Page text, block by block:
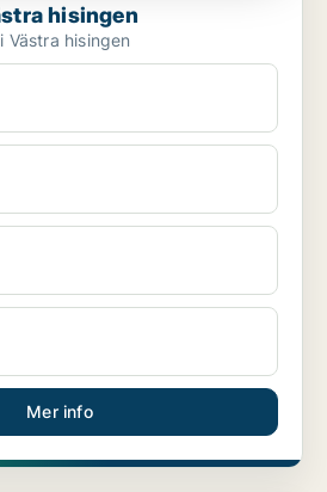
hisingen
Västra hisingen
Mer info